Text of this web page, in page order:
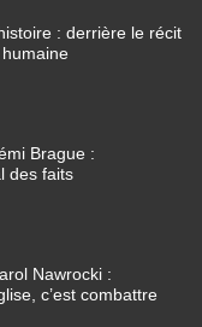
: derrière le récit
Brague :
des faits
Nawrocki :
c’est combattre